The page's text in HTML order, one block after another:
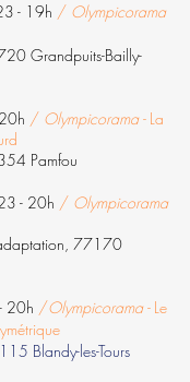
- 19h / Olympicorama
Grandpuits-Bailly-
/ Olympicorama - La
Pamfou
- 20h / Olympicorama
77170
20h /Olympicorama - Le
Blandy-les-Tours